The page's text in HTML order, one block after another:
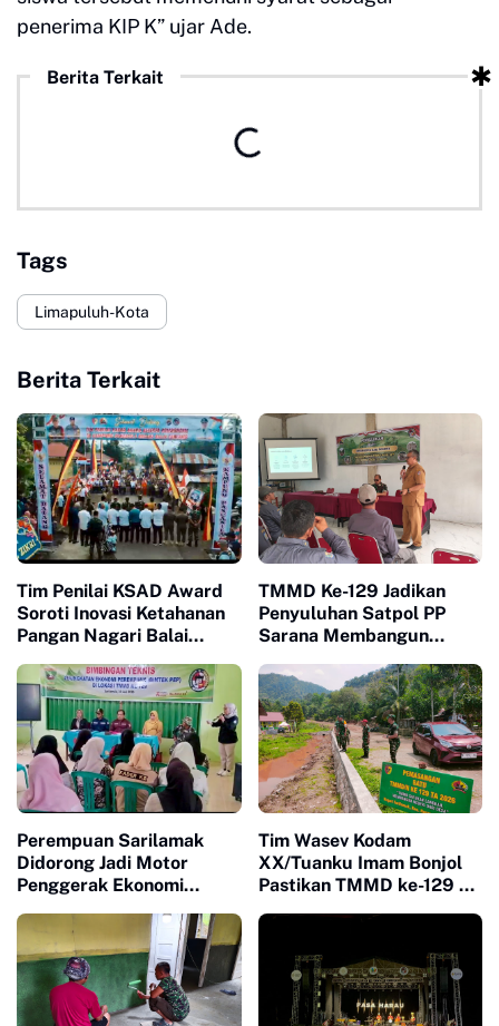
penerima KIP K” ujar Ade.
Berita Terkait
Tags
Limapuluh-Kota
Berita Terkait
Tim Penilai KSAD Award
Soroti Inovasi Ketahanan
Pangan Nagari Balai
Warga Jadi Nilai Utama
TMMD Ke-129 Jadikan
Penyuluhan Satpol PP
Sarana Membangun
Ketertiban
Perempuan Sarilamak
Didorong Jadi Motor
Penggerak Ekonomi
PEP
Tim Wasev Kodam
XX/Tuanku Imam Bonjol
Pastikan TMMD ke-129 di